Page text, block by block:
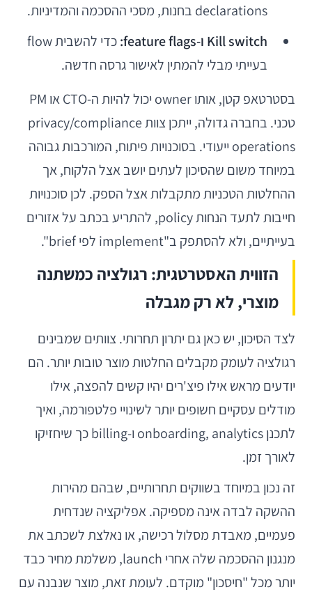
declarations בחנות, מסכי ההסכמה והמדיניות.
Kill switch ו-feature flags:
כדי להשבית flow
בעייתי מבלי להמתין לאישור גרסה חדשה.
בסטרטאפ קטן, אותו owner יכול להיות ה-CTO או PM
טכני. בחברה גדולה, ייתכן צוות privacy/compliance
operations ייעודי. בסוכנויות פיתוח, המורכבות גבוהה
במיוחד משום שהסיכון לעתים יושב אצל הלקוח, אך
ההחלטות הטכניות מתקבלות אצל הספק. לכן סוכנויות
חייבות לתעד הנחות policy, להתריע בכתב על אזורים
בעייתיים, ולא להסתפק ב"implement לפי brief".
הזווית האסטרטגית: רגולציה כמשתנה
מוצרי, לא רק מגבלה
לצד הסיכון, יש כאן גם יתרון תחרותי. צוותים שמבינים
רגולציה לעומק מקבלים החלטות מוצר טובות יותר. הם
יודעים מראש אילו פיצ'רים יהיו קשים להפצה, אילו
מודלים עסקיים חשופים יותר לשינויי פלטפורמה, ואיך
לתכנן onboarding, analytics ו-billing כך שיחזיקו
לאורך זמן.
זה נכון במיוחד בשווקים תחרותיים, שבהם מהירות
ההשקה לבדה אינה מספיקה. אפליקציה שנדחית
פעמיים, מאבדת מסלול רכישה, או נאלצת לשכתב את
מנגנון ההסכמה שלה אחרי launch, משלמת מחיר כבד
יותר מכל "חיסכון" מוקדם. לעומת זאת, מוצר שנבנה עם